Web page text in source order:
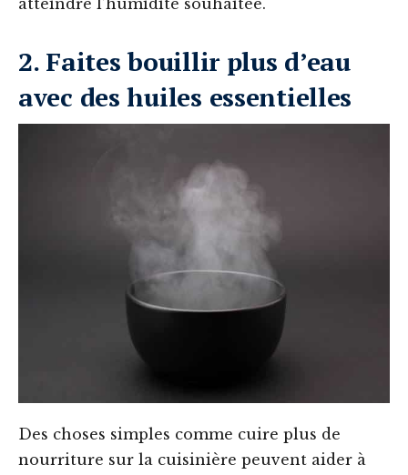
atteindre l’humidité souhaitée.
2. Faites bouillir plus d’eau
avec des huiles essentielles
Des choses simples comme cuire plus de
nourriture sur la cuisinière peuvent aider à